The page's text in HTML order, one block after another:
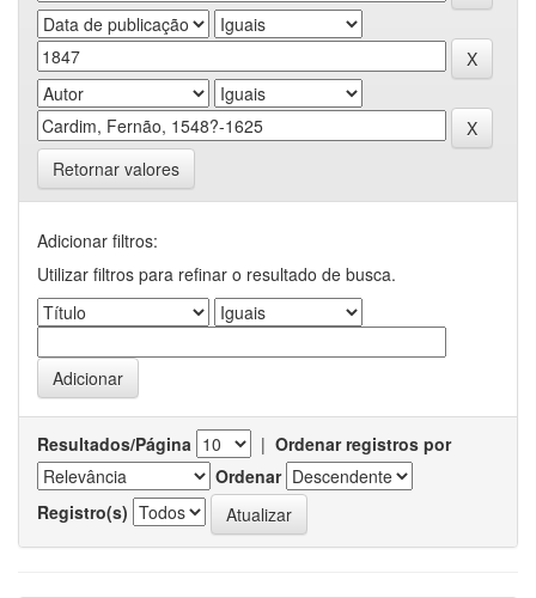
Retornar valores
Adicionar filtros:
Utilizar filtros para refinar o resultado de busca.
Resultados/Página | Ordenar registros por
Ordenar
Registro(s)